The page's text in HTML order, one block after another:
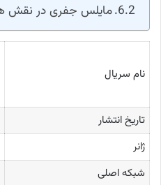
مایلس جفری در نقش
نام سریال
تاریخ انتشار
ژانر
شبکه اصلی